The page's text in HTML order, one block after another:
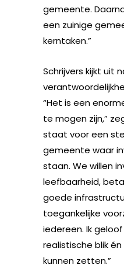
gemeente.
een zuinige
kerntaken.”
Schrijvers kijkt uit
“Het is een
te mogen zijn,”
staat voor een
gemeente waar
staan. We willen
leefbaarheid,
goede
toegankelijke
iedereen. Ik
realistische blik
kunnen zetten.”